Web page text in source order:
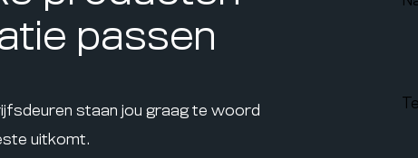
passen
staan jou graag te woord
uitkomt.